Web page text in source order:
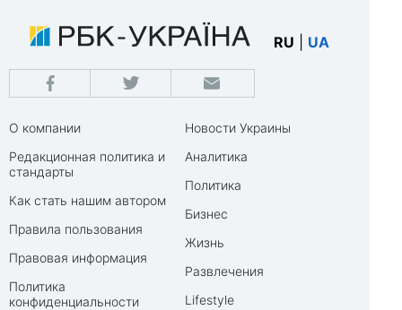
RU UA
О компании
Редакционная политика и
стандарты
Как стать нашим автором
Правила пользования
Правовая информация
Политика
конфиденциальности
Новости Украины
Аналитика
Политика
Бизнес
Жизнь
Развлечения
Lifestyle